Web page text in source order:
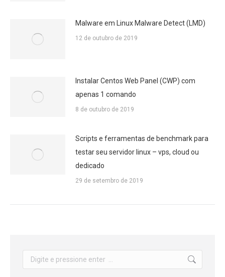
Malware em Linux Malware Detect (LMD)
12 de outubro de 2019
Instalar Centos Web Panel (CWP) com
apenas 1 comando
8 de outubro de 2019
Scripts e ferramentas de benchmark para
testar seu servidor linux – vps, cloud ou
dedicado
29 de setembro de 2019
Search: